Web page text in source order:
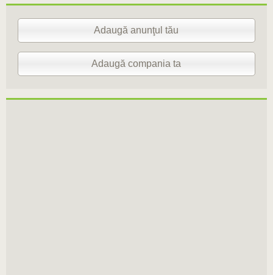
Adaugă anunţul tău
Adaugă compania ta